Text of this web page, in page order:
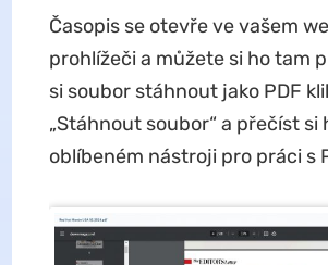
Časopis se otevře ve vašem
prohlížeči a můžete si ho tam
si soubor stáhnout jako PDF
„Stáhnout soubor“ a přečíst si
oblíbeném nástroji pro práci s